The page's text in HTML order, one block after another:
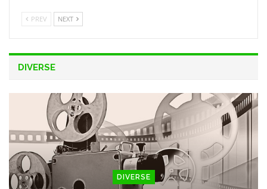
PREV NEXT
DIVERSE
DIVERSE